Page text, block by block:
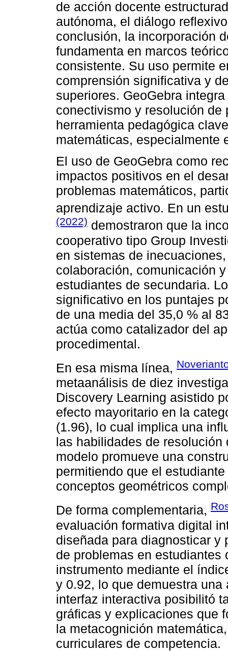
de acción docente
autónoma, el diálogo
conclusión, la incorporación
fundamenta en marcos
consistente. Su uso permite
comprensión significativa y
superiores. GeoGebra
conectivismo y resolución
herramienta pedagógica
matemáticas, especialmente
El uso de GeoGebra como
impactos positivos en el
problemas matemáticos,
aprendizaje activo. En un
(2022) demostraron que la
cooperativo tipo Group
en sistemas de
colaboración, comunicación
estudiantes de secundaria.
significativo en los puntajes
de una media del 35,0 % al
actúa como catalizador del
procedimental.
En esa misma línea,
metaanálisis de diez
Discovery Learning asistido
efecto mayoritario en la
(1.96), lo cual implica una
las habilidades de
modelo promueve una
permitiendo que el
conceptos geométricos
De forma complementaria,
evaluación formativa digital
diseñada para diagnosticar y
de problemas en
instrumento mediante el
y 0.92, lo que demuestra
interfaz interactiva posibilitó
gráficas y explicaciones que
la metacognición
curriculares de competencia.